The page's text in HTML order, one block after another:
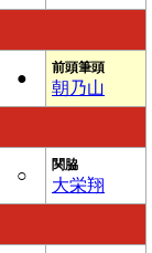
●
前頭筆頭
朝乃山
○
関脇
大栄翔